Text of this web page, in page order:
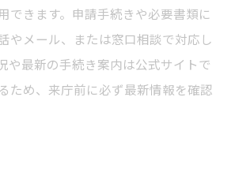
できます。申請手続きや必要書類に
やメール、または窓口相談で対応し
や最新の手続き案内は公式サイトで
ため、来庁前に必ず最新情報を確認